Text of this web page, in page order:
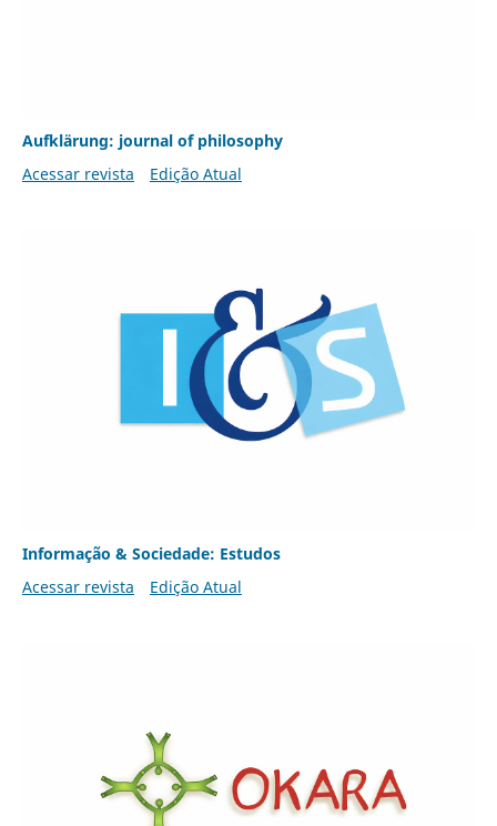
Aufklärung: journal of philosophy
Acessar revista
Edição Atual
Informação & Sociedade: Estudos
Acessar revista
Edição Atual